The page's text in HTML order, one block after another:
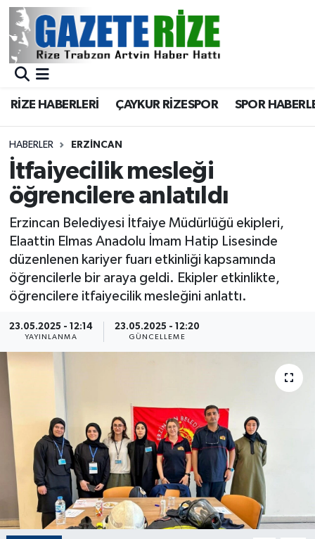
RİZE HABERLERİ ÇAYKUR RİZESPOR SPOR
HABERLER ERZINCAN
İtfaiyecilik mesleği
öğrencilere anlatıldı
Erzincan Belediyesi İtfaiye Müdürlüğü ekipleri,
Elaattin Elmas Anadolu İmam Hatip Lisesinde
düzenlenen kariyer fuarı etkinliği kapsamında
öğrencilerle bir araya geldi. Ekipler etkinlikte,
öğrencilere itfaiyecilik mesleğini anlattı.
23.05.2025 - 12:14
YAYINLANMA
23.05.2025 - 12:20
GÜNCELLEME
BÖLGEMİZ
Asayiş
Rize Jandarma Komutanlığı
Bilim Teknoloji
Advertising news
Canlı Maç
ÇEVRE
Dünya
EĞİTİM
EKONOMİ
English News
Merkez Nöbetçi Eczaneler
Merkez Trafik Yoğunluk Haritası
Süper Lig Puan Durumu ve Fikstür
Tüm Manşetler
Son Dakika Haberleri
Haber Arşivi